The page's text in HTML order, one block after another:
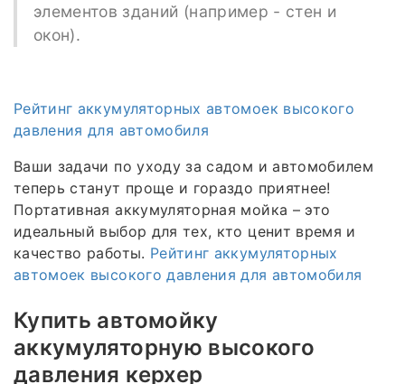
элементов зданий (например - стен и
окон).
Рейтинг аккумуляторных автомоек высокого
давления для автомобиля
Ваши задачи по уходу за садом и автомобилем
теперь станут проще и гораздо приятнее!
Портативная аккумуляторная мойка – это
идеальный выбор для тех, кто ценит время и
качество работы. Рейтинг аккумуляторных
автомоек высокого давления для автомобиля
Купить автомойку
аккумуляторную высокого
давления керхер